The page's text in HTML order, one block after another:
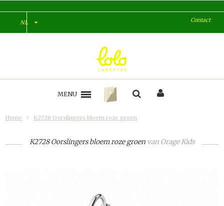
NL Contact
MENU
Home K2728 Oorslingers bloem roze groen
K2728 Oorslingers bloem roze groen van Orage Kids